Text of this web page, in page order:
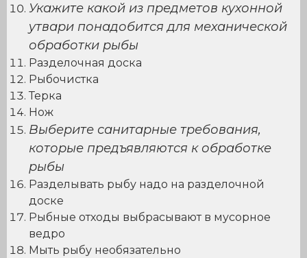
Укажите какой из предметов кухонной
утвари понадобится для механической
обработки рыбы
Разделочная доска
Рыбочистка
Терка
Нож
Выберите санитарные требования,
которые предъявляются к обработке
рыбы
Разделывать рыбу надо на разделочной
доске
Рыбные отходы выбрасывают в мусорное
ведро
Мыть рыбу необязательно